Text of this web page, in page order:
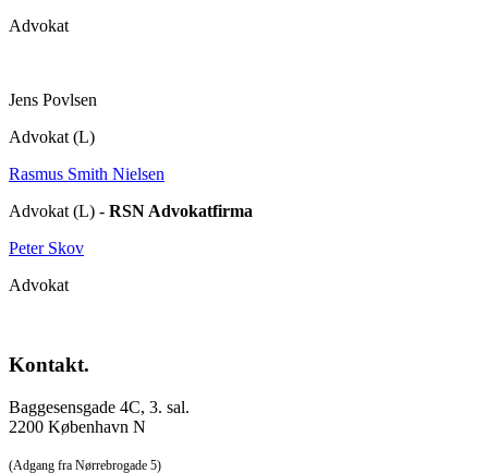
Advokat
Jens Povlsen
Advokat (L)
Rasmus Smith Nielsen
Advokat (L) - RSN Advokatfirma
Peter Skov
Advokat
Kontakt.
Baggesensgade 4C, 3. sal.
2200 København N
(Adgang fra Nørrebrogade 5)